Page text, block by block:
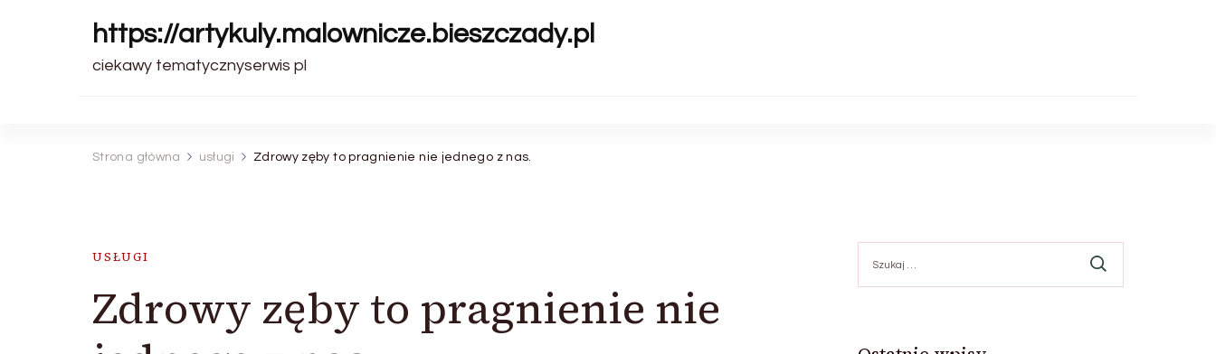
https://artykuly.malownicze.bieszczady.pl
ciekawy tematycznyserwis pl
Strona główna usługi Zdrowy zęby to pragnienie nie jednego z nas.
USŁUGI
Zdrowy zęby to pragnienie nie